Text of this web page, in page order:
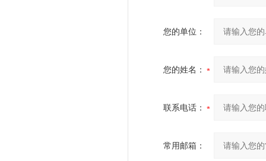
您的单位：
您的姓名：
联系电话：
常用邮箱：